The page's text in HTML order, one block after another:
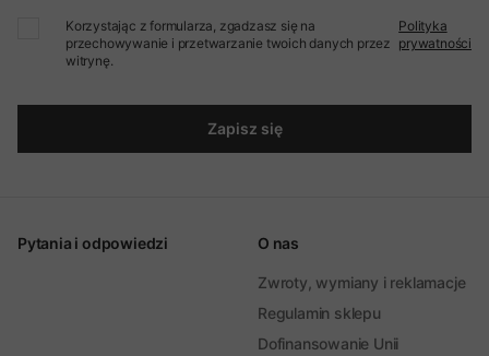
Korzystając z formularza, zgadzasz się na
przechowywanie i przetwarzanie twoich danych przez
witrynę.
Polityka
prywatności
Zapisz się
Pytania i odpowiedzi O nas
Zwroty, wymiany i reklamacje
Regulamin sklepu
Dofinansowanie Unii